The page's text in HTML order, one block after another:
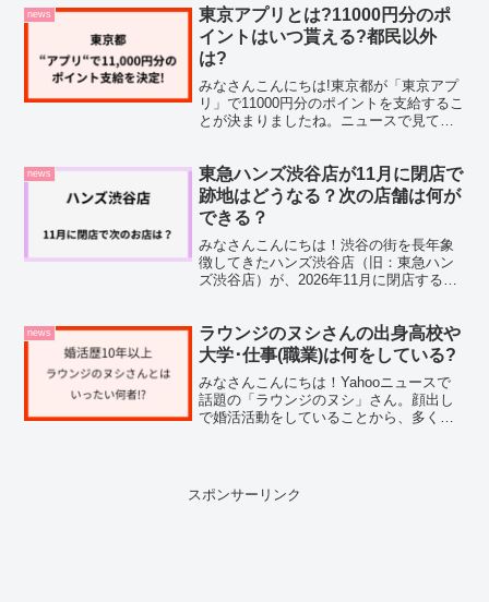
いはずです。私自身も同じように興味を
持ち、調べてみたところ...
news
東京アプリとは?11000円分のポ
イントはいつ貰える?都民以外
は?
みなさんこんにちは!東京都が「東京アプ
リ」で11000円分のポイントを支給するこ
とが決まりましたね。ニュースで見て
べてみたのですが、そもそも東京アプリ
って何なのか、い...
news
東急ハンズ渋谷店が11月に閉店で
跡地はどうなる？次の店舗は何が
できる？
みなさんこんにちは！渋谷の街を長年象
徴してきたハンズ渋谷店（旧：東急ハン
ズ渋谷店）が、2026年11月に閉店すると
してしまった方も多いのではないでしょ
うか。そこで今回は、...
news
ラウンジのヌシさんの出身高校や
大学･仕事(職業)は何をしている?
みなさんこんにちは！Yahooニュースで
話題の「ラウンジのヌシ」さん。顔出し
で婚活活動をしていることから、多くの
いでしょうか。私自身...
スポンサーリンク